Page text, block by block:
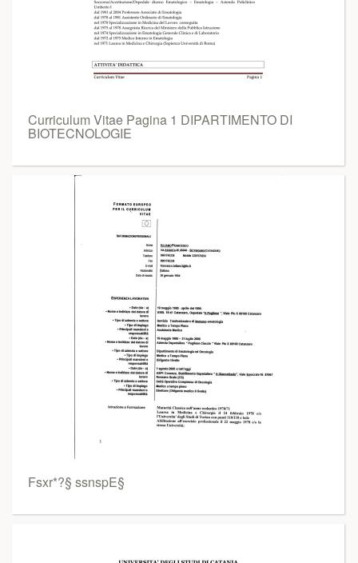
Curriculum Vitae Pagina 1 DIPARTIMENTO DI
BIOTECNOLOGIE
Fsxr*?§ ssnspE§